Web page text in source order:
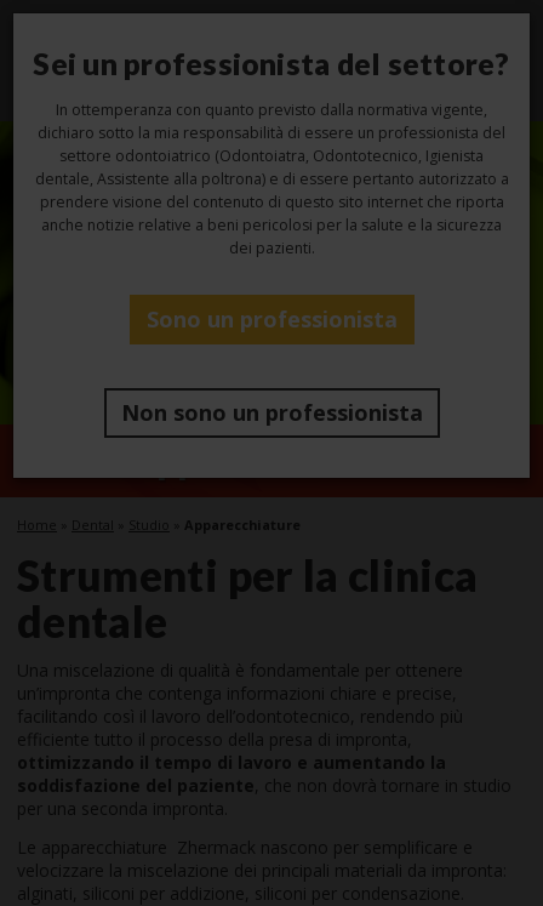
Home Dental Studio Apparecchiature
Strumenti per la clinica
dentale
Una miscelazione di qualità è fondamentale per ottenere
un’impronta che contenga informazioni chiare e precise,
facilitando così il lavoro dell’odontotecnico, rendendo più
efficiente tutto il processo della presa di impronta,
ottimizzando il tempo di lavoro e aumentando la
soddisfazione del paziente, che non dovrà tornare in studio
per una seconda impronta.
Le apparecchiature Zhermack nascono per semplificare e
velocizzare la miscelazione dei principali materiali da impronta:
alginati, siliconi per addizione, siliconi per condensazione.
Sei un professionista del settore?
In ottemperanza con quanto previsto dalla normativa vigente,
dichiaro sotto la mia responsabilità di essere un professionista del
settore odontoiatrico (Odontoiatra, Odontotecnico, Igienista
dentale, Assistente alla poltrona) e di essere pertanto autorizzato a
prendere visione del contenuto di questo sito internet che riporta
anche notizie relative a beni pericolosi per la salute e la sicurezza
dei pazienti.
Sono un professionista
Non sono un professionista